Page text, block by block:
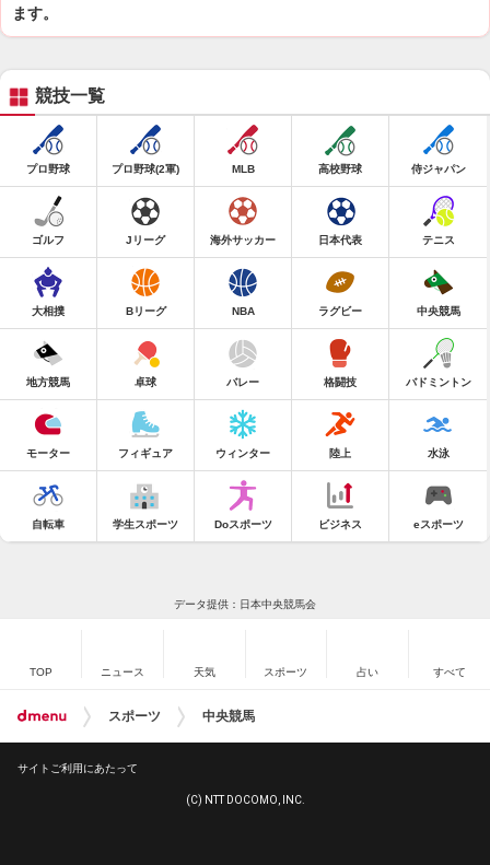
ます。
競技一覧
プロ野球 プロ野球(2軍) MLB 高校野球 侍ジャパン
ゴルフ Jリーグ 海外サッカー 日本代表 テニス
大相撲 Bリーグ NBA ラグビー 中央競馬
地方競馬 卓球 バレー 格闘技 バドミントン
モーター フィギュア ウィンター 陸上 水泳
自転車 学生スポーツ Doスポーツ ビジネス eスポーツ
データ提供：日本中央競馬会
TOP ニュース 天気 スポーツ 占い すべて
スポーツ 中央競馬
サイトご利用にあたって
(C) NTT DOCOMO, INC.